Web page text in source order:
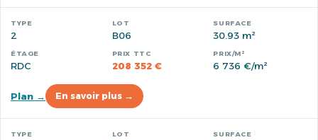
2 B06 30.93 m²
RDC 208 352 € 6 736 €/m²
Plan → En savoir plus →